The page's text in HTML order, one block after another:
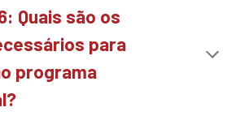
: Quais são os
para
programa